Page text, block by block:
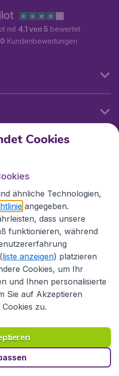
mit 4.1 von 5 bewertet
Kundenbewertungen
Haftungsausschluss
Copyright © 2026
Cookies
ähnliche Technologien,
angegeben.
dass unsere
funktionieren, während
liste anzeigen) platzieren
Cookies, um Ihr
und Ihnen personalisierte
Sie auf Akzeptieren
zu.